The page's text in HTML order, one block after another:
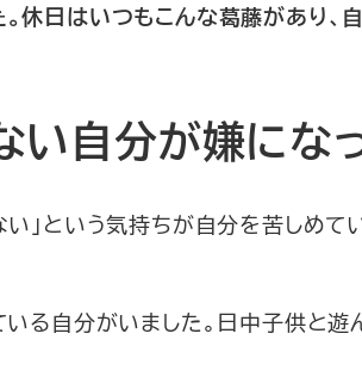
休日はいつもこんな葛藤があり、
い自分が嫌にな
」という気持ちが自分を苦しめて
る自分がいました。日中子供と遊